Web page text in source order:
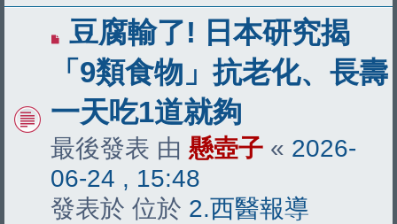
有
新
文
章
豆腐輸了! 日本研究揭
「9類食物」抗老化、長壽
一天吃1道就夠
最後發表 由 懸壺子 « 2026-
06-24 , 15:48
發表於 位於 2.西醫報導